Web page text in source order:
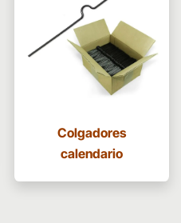
Colgadores
calendario